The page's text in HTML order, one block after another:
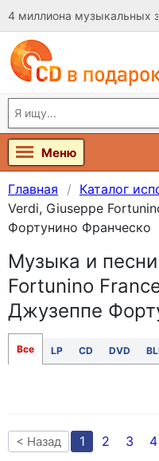
4 миллиона музыкальных
Меню
Главная Каталог
Verdi, Giuseppe
Фортунино Франческо
Музыка и
Fortunino
Джузеппе
Все LP CD DVD
< Назад 1 2 3 4